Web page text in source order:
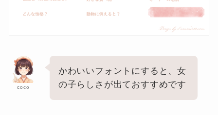
coco
かわいいフォントにすると、女
の子らしさが出ておすすめです